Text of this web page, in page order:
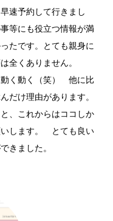
速予約して行きまし
等にも役立つ情報が満
たです。とても親身に
全くありません。
動く動く（笑） 他に比
だけ理由があります。
、これからはココしか
いします。 とても良い
きました。